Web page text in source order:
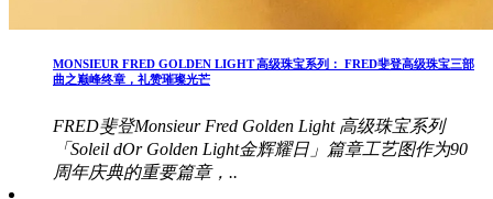
MONSIEUR FRED GOLDEN LIGHT 高级珠宝系列： FRED斐登高级珠宝三部
曲之巅峰终章，礼赞璀璨光芒
FRED斐登Monsieur Fred Golden Light 高级珠宝系列
「Soleil dOr Golden Light金辉耀日」篇章工艺图作为90
周年庆典的重要篇章，..